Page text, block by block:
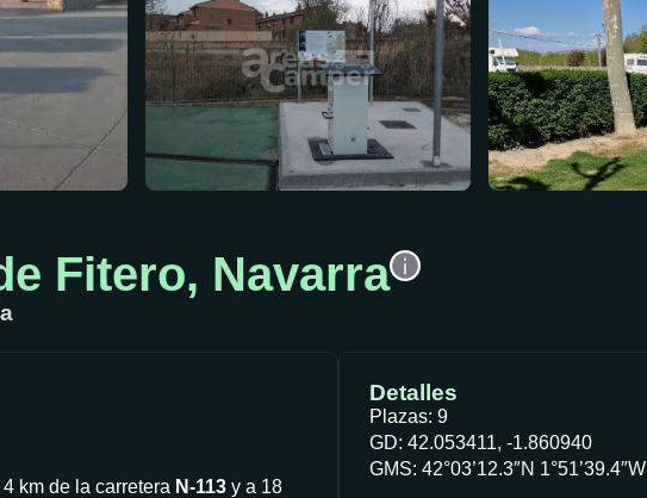
Fitero, Navarra
km de la carretera N-113 y a 18
Detalles
Plazas: 9
GD: 42.053411, -1.860940
GMS: 42°03’12.3″N 1°51’39.4″W